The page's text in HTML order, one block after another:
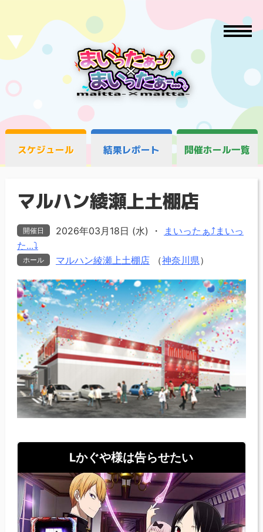
スケジュール 結果レポート 開催ホール一覧
マルハン綾瀬上土棚店
開催日 2026年03月18日 (水) ・
まいったぁ⤴まいっ
た...⤵
ホール マルハン綾瀬上土棚店（神奈川県）
Lかぐや様は告らせたい